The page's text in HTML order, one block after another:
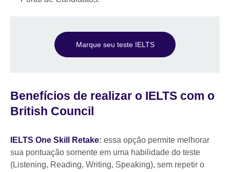
Marque seu teste IELTS
Benefícios de realizar o IELTS com o
British Council
IELTS One Skill Retake: essa opção permite melhorar
sua pontuação somente em uma habilidade do teste
(Listening, Reading, Writing, Speaking), sem repetir o